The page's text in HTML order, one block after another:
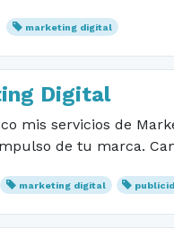
marketing digital
Digital
mis servicios de
de tu marca.
marketing digital